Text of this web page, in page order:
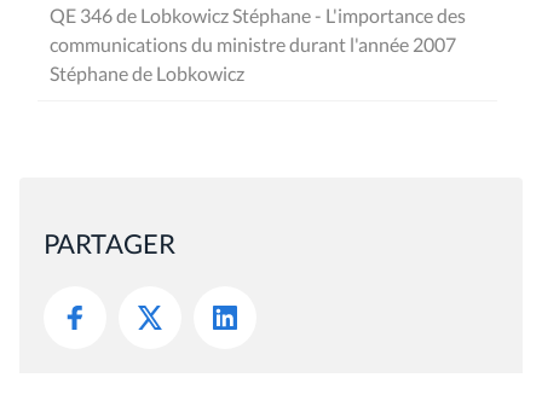
QE 346 de Lobkowicz Stéphane - L'importance des
communications du ministre durant l'année 2007
Stéphane de Lobkowicz
PARTAGER